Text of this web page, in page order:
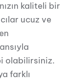
kaliteli bir
ucuz ve
olabilirsiniz.
farklı